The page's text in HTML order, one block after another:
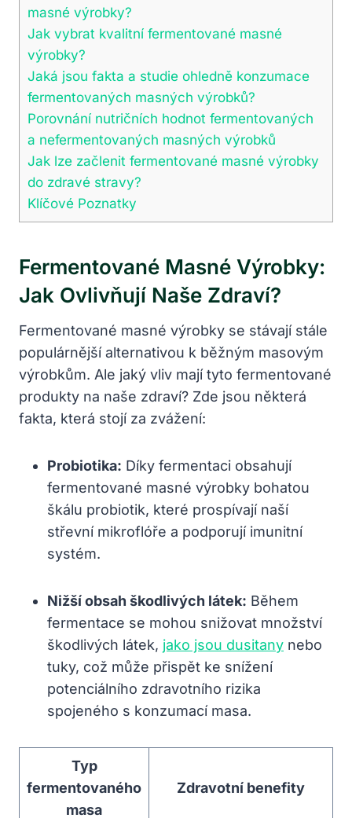
masné výrobky?
Jak vybrat kvalitní fermentované‍ masné
výrobky?
Jaká jsou fakta a ⁢studie ohledně konzumace
fermentovaných masných výrobků?
Porovnání nutričních hodnot fermentovaných‌
a nefermentovaných masných ‍výrobků
Jak lze začlenit fermentované masné výrobky
do zdravé ⁤stravy?
Klíčové Poznatky
Fermentované ⁤masné Výrobky:
Jak Ovlivňují Naše Zdraví?
Fermentované⁢ masné výrobky se stávají‍ stále
populárnější alternativou k běžným masovým
výrobkům. Ale jaký vliv mají tyto fermentované
produkty⁢ na naše zdraví? Zde jsou některá
fakta, která stojí za ​zvážení:
Probiotika: Díky fermentaci obsahují
fermentované masné výrobky bohatou
škálu probiotik, ⁣které⁣ prospívají naší
⁣střevní mikroflóře a podporují imunitní
systém.
Nižší obsah škodlivých⁤ látek: Během
fermentace se mohou snižovat množství
škodlivých‍ látek, jako jsou dusitany ‍nebo
tuky, ‌což může přispět ke snížení
potenciálního zdravotního rizika
spojeného s konzumací masa.
Typ
fermentovaného
masa
Zdravotní benefity